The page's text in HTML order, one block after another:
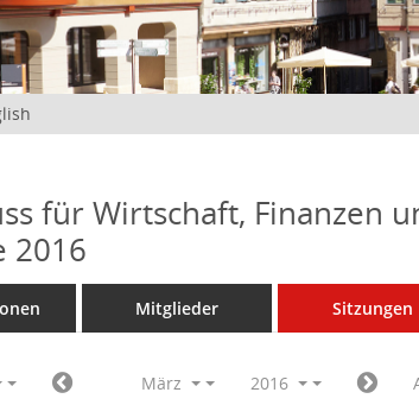
für Wirtschaft, Finanzen
2016
Mitglieder Sitzungen
März 2016